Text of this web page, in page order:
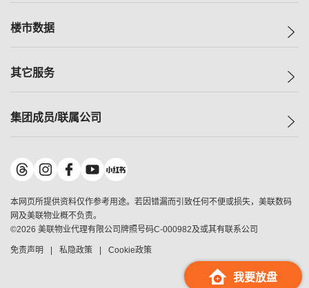
我要放盘
减价
美联豪宅
独家楼盘
租房
自助放盘
查询热线
按揭计算机
负担能力计算机
转按计算机
缴款方式
楼市数据
指数
历史成交
小区成交排行榜
地区百科
其它服务
小区专页
美联精英会
美善会
地产经纪人管理协会
申报已递交的购楼开盘
集团成员/联属公司
美联物业
鋑联控股*
美联工商铺*
美联中国
美联澳门
美联金融集团
本网页所提供资料仅作参考用途。若因错漏而引致任何不便或损失，美联数码
网及美联物业概不负责。
©2026 美联物业代理有限公司牌照号码C-000982及或其有联系公司
免责声明 私隐政策 Cookie政策